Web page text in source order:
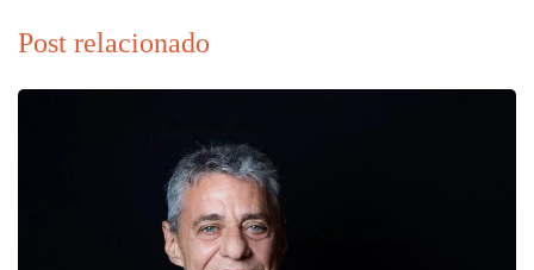
Post relacionado